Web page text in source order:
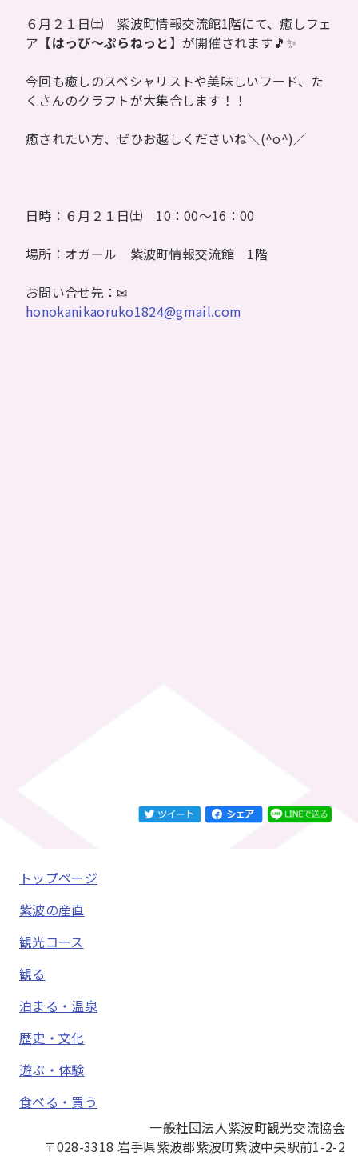
６月２１日㈯ 紫波町情報交流館1階にて、癒しフェ
ア 【はっぴ～ぷらねっと】 が開催されます🎵✨
今回も癒しのスペシャリストや美味しいフード、た
くさんのクラフトが大集合します！！
癒されたい方、ぜひお越しくださいね＼(^o^)／
日時：６月２１日㈯ 10：00～16：00
場所：オガール 紫波町情報交流館 1階
お問い合せ先：✉
honokanikaoruko1824@gmail.com
トップページ
紫波の産直
観光コース
観る
泊まる・温泉
歴史・文化
遊ぶ・体験
食べる・買う
一般社団法人紫波町観光交流協会
〒028-3318 岩手県紫波郡紫波町紫波中央駅前1-2-2